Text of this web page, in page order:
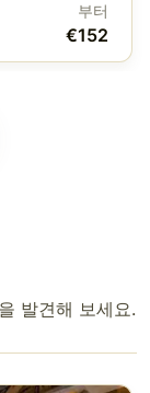
부터
€152
발견해 보세요.